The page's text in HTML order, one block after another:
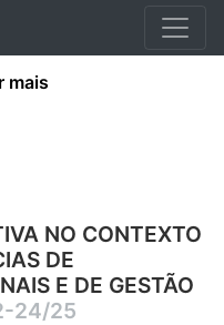
mais
NO CONTEXTO
DE
E DE GESTÃO
24/25